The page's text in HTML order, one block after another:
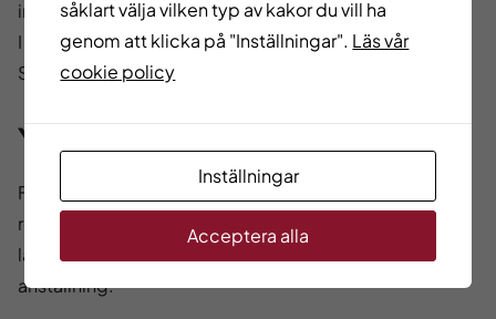
intresserad, precis vad man önskar av en medarbetare.
I dag ser jag en jättestor personlig utveckling, säger
Sanja.
Yrkesutbildning viktig för rekryterare
För arbetsgivare är yrkesutbildningarna en viktig
rekryteringsväg. Praktiken gör att man får en chans att
lära känna personen redan innan en eventuell
anställning.
såklart välja vilken typ av kakor du vill ha
genom att klicka på "Inställningar". Läs vår
cookie policy
Inställningar
Acceptera alla